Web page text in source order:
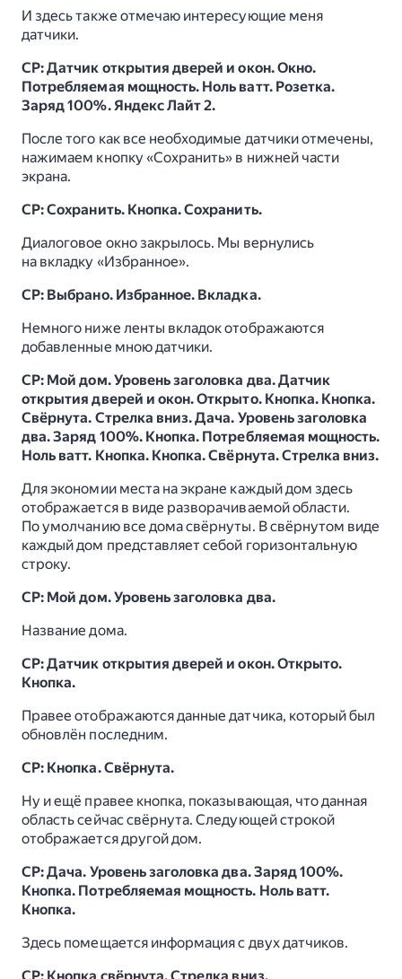
И здесь также отмечаю интересующие меня
датчики.
СР: Датчик открытия дверей и окон. Окно.
Потребляемая мощность. Ноль ватт. Розетка.
Заряд 100%. Яндекс Лайт 2.
После того как все необходимые датчики отмечены,
нажимаем кнопку «Сохранить» в нижней части
экрана.
СР: Сохранить. Кнопка. Сохранить.
Диалоговое окно закрылось. Мы вернулись
на вкладку «Избранное».
СР: Выбрано. Избранное. Вкладка.
Немного ниже ленты вкладок отображаются
добавленные мною датчики.
СР: Мой дом. Уровень заголовка два. Датчик
открытия дверей и окон. Открыто. Кнопка. Кнопка.
Свёрнута. Стрелка вниз. Дача. Уровень заголовка
два. Заряд 100%. Кнопка. Потребляемая мощность.
Ноль ватт. Кнопка. Кнопка. Свёрнута. Стрелка вниз.
Для экономии места на экране каждый дом здесь
отображается в виде разворачиваемой области.
По умолчанию все дома свёрнуты. В свёрнутом виде
каждый дом представляет себой горизонтальную
строку.
СР: Мой дом. Уровень заголовка два.
Название дома.
СР: Датчик открытия дверей и окон. Открыто.
Кнопка.
Правее отображаются данные датчика, который был
обновлён последним.
СР: Кнопка. Свёрнута.
Ну и ещё правее кнопка, показывающая, что данная
область сейчас свёрнута. Следующей строкой
отображается другой дом.
СР: Дача. Уровень заголовка два. Заряд 100%.
Кнопка. Потребляемая мощность. Ноль ватт.
Кнопка.
Здесь помещается информация с двух датчиков.